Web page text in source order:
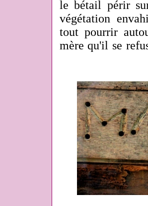
le bétail périr
végétation
tout pourrir
mère qu'il se